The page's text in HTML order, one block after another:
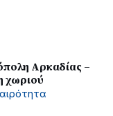
Αρκαδίας –
χωριού